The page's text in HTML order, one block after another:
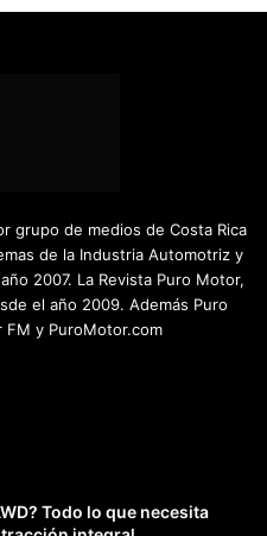
grupo de medios de Costa Rica
de la Industria Automotriz y
2007. La Revista Puro Motor,
el año 2009. Además Puro
y PuroMotor.com
Todo lo que necesita